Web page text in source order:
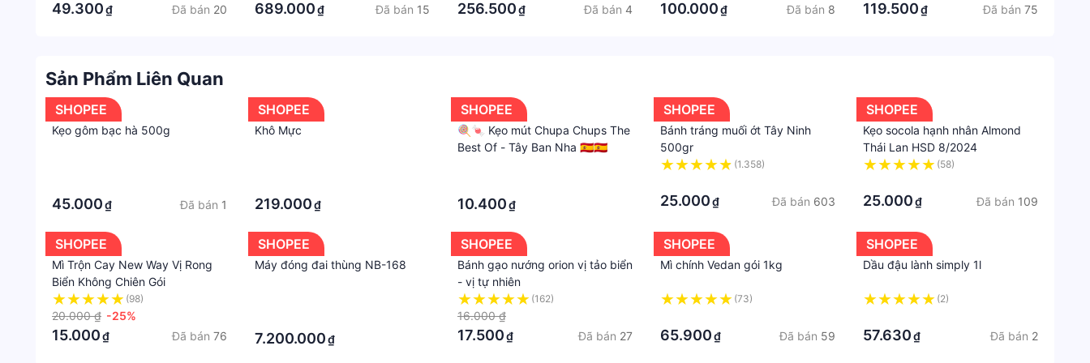
Bảo quản nơi khô ráo thoáng mát tránh nóng và ánh sáng mặt trời chiếu trực tiếp.
#botngucoc #dinhduong #tangvong1 #nguucocnhalam #chinhhang #ngucoc #hat #tangcan #giamcan #loisua #andam #mevabe #tueminh
49.300₫ Đã bán 20 689.000₫ Đã bán 15 256.500₫ Đã bán 4 100.000₫ Đã bán 8 119.500₫ Đã bán 75
Sản Phẩm Liên Quan
SHOPEE
Kẹo gôm bạc hà 500g
45.000₫ Đã bán 1
SHOPEE
Khô Mực
219.000₫
SHOPEE
🍭🍬 Kẹo mút Chupa Chups The
Best Of - Tây Ban Nha 🇪🇸🇪🇸
10.400₫
SHOPEE
Bánh tráng muối ớt Tây Ninh
500gr
(1.358)
25.000₫ Đã bán 603
SHOPEE
Kẹo socola hạnh nhân Almond
Thái Lan HSD 8/2024
(58)
25.000₫ Đã bán 109
SHOPEE
Mì Trộn Cay New Way Vị Rong
Biển Không Chiên Gói
(98)
20.000 ₫ -25%
15.000₫ Đã bán 76
SHOPEE
Máy đóng đai thùng NB-168
7.200.000₫
SHOPEE
Bánh gạo nướng orion vị tảo biển
- vị tự nhiên
(162)
16.000 ₫
17.500₫ Đã bán 27
SHOPEE
Mì chính Vedan gói 1kg
(73)
65.900₫ Đã bán 59
SHOPEE
Dầu đậu lành simply 1l
(2)
57.630₫ Đã bán 2